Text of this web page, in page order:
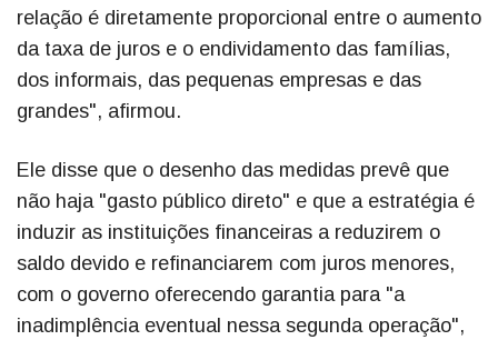
relação é diretamente proporcional entre o aumento
da taxa de juros e o endividamento das famílias,
dos informais, das pequenas empresas e das
grandes", afirmou.
Ele disse que o desenho das medidas prevê que
não haja "gasto público direto" e que a estratégia é
induzir as instituições financeiras a reduzirem o
saldo devido e refinanciarem com juros menores,
com o governo oferecendo garantia para "a
inadimplência eventual nessa segunda operação",